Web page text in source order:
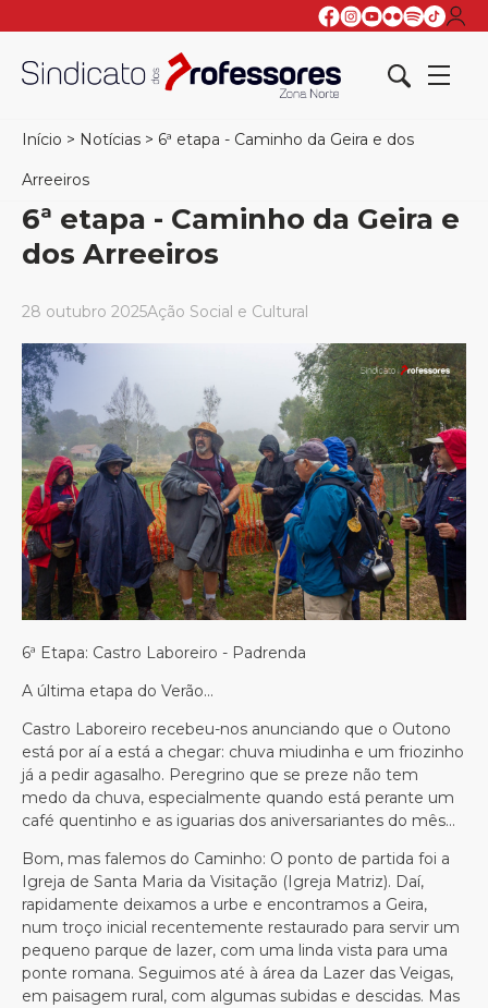
Início > Notícias > 6ª etapa - Caminho da Geira e dos
Arreeiros
6ª etapa - Caminho da Geira e
dos Arreeiros
28 outubro 2025Ação Social e Cultural
6ª Etapa: Castro Laboreiro - Padrenda
A última etapa do Verão…
Castro Laboreiro recebeu-nos anunciando que o Outono
está por aí a está a chegar: chuva miudinha e um friozinho
já a pedir agasalho. Peregrino que se preze não tem
medo da chuva, especialmente quando está perante um
café quentinho e as iguarias dos aniversariantes do mês…
Bom, mas falemos do Caminho: O ponto de partida foi a
Igreja de Santa Maria da Visitação (Igreja Matriz). Daí,
rapidamente deixamos a urbe e encontramos a Geira,
num troço inicial recentemente restaurado para servir um
pequeno parque de lazer, com uma linda vista para uma
ponte romana. Seguimos até à área da Lazer das Veigas,
em paisagem rural, com algumas subidas e descidas. Mas